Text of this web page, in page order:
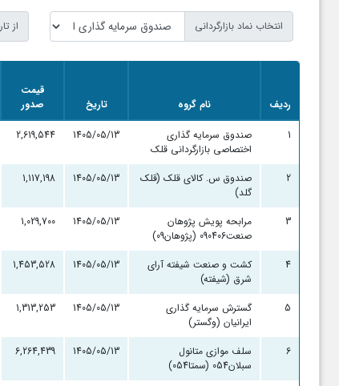
انتخاب نماد بازارگردانی از
ردیف نام گروه تاریخ
قیمت
صدور
1
صندوق سرمایه گذاری
اختصاصی بازارگردانی قلک
1405/05/13
2,619,544
2
صندوق س. کالای قلک (قلک
گلد)
1405/05/13
1,117,198
3
مرابحه پویش پژوهان
صنعت090406 (پژوهان09)
1405/05/13
1,029,700
4
کشت و صنعت شیفته آرای
شرق (شیفته)
1405/05/13
1,453,528
5
گسترش سرمایه گذاری
ایرانیان (وگستر)
1405/05/13
1,313,253
6
سلف موازی متانول
سبلان054 (سمتا054)
1405/05/13
6,264,439